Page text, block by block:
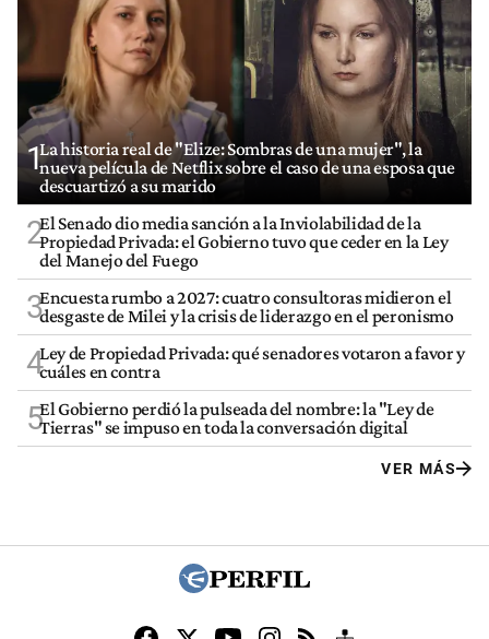
1La historia real de "Elize: Sombras de una mujer", la
nueva película de Netflix sobre el caso de una esposa que
descuartizó a su marido
2El Senado dio media sanción a la Inviolabilidad de la
Propiedad Privada: el Gobierno tuvo que ceder en la Ley
del Manejo del Fuego
3Encuesta rumbo a 2027: cuatro consultoras midieron el
desgaste de Milei y la crisis de liderazgo en el peronismo
4Ley de Propiedad Privada: qué senadores votaron a favor y
cuáles en contra
5El Gobierno perdió la pulseada del nombre: la "Ley de
Tierras" se impuso en toda la conversación digital
VER MÁS